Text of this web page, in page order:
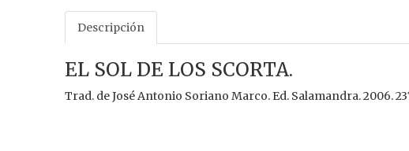
Descripción
EL SOL DE LOS SCORTA.
Trad. de José Antonio Soriano Marco. Ed. Salamandra. 2006.